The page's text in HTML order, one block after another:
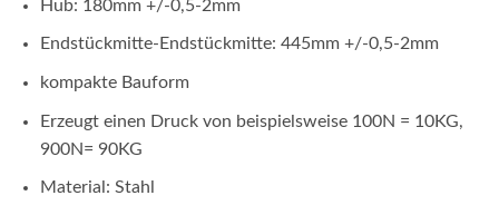
Hub: 180mm +/-0,5-2mm
Endstückmitte-Endstückmitte: 445mm +/-0,5-2mm
kompakte Bauform
Erzeugt einen Druck von beispielsweise 100N = 10KG,
900N= 90KG
Material: Stahl